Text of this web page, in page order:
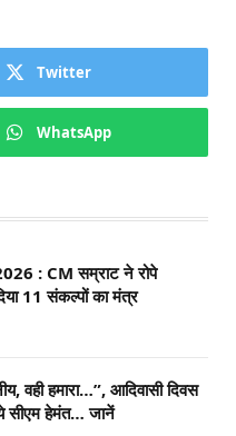
Twitter
WhatsApp
2026 : CM सम्राट ने रोपे
11 संकल्पों का मंत्र
वही हमारा…”, आदिवासी दिवस
सीएम हेमंत… जानें